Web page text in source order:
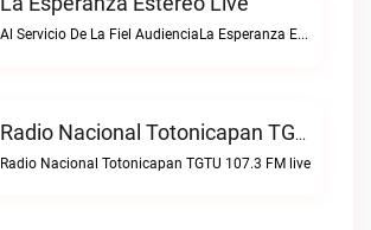
Al Servicio De La Fiel AudienciaLa Esperanza Estereo live
Radio Nacional Totonicapan TGTU 107.3 FM Live
Radio Nacional Totonicapan TGTU 107.3 FM live